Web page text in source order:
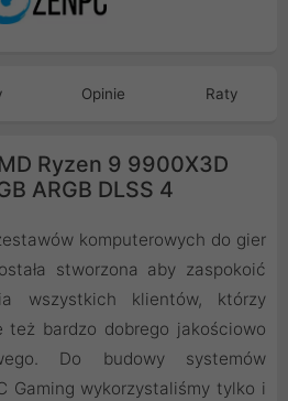
Opinie Raty
Ryzen 9 9900X3D
ARGB DLSS 4
komputerowych do gier
stworzona aby zaspokoić
wszystkich klientów, którzy
też bardzo dobrego jakościowo
Do budowy systemów
Gaming wykorzystaliśmy tylko i